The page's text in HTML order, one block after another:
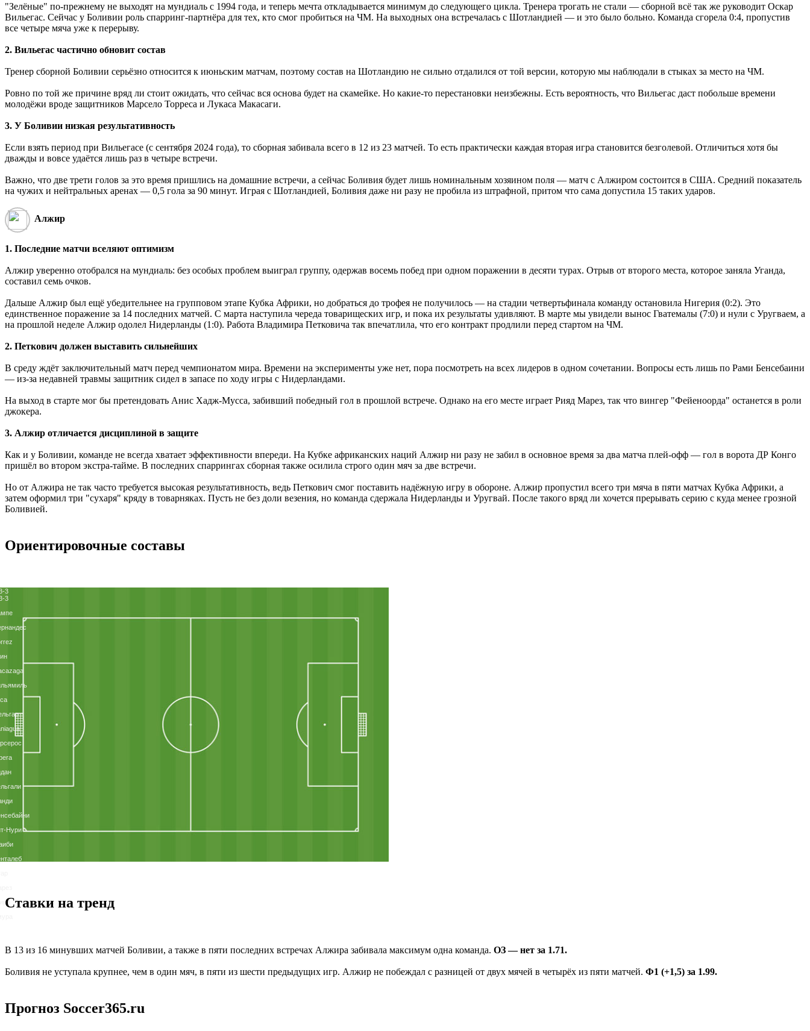
"Зелёные" по-прежнему не выходят на мундиаль с 1994 года, и теперь мечта откладывается минимум до следующего цикла. Тренера трогать не стали ― сборной всё так же руководит Оскар
Вильегас. Сейчас у Боливии роль спарринг-партнёра для тех, кто смог пробиться на ЧМ. На выходных она встречалась с Шотландией ― и это было больно. Команда сгорела 0:4, пропустив
все четыре мяча уже к перерыву.
2. Вильегас частично обновит состав
Тренер сборной Боливии серьёзно относится к июньским матчам, поэтому состав на Шотландию не сильно отдалился от той версии, которую мы наблюдали в стыках за место на ЧМ.
Ровно по той же причине вряд ли стоит ожидать, что сейчас вся основа будет на скамейке. Но какие-то перестановки неизбежны. Есть вероятность, что Вильегас даст побольше времени
молодёжи вроде защитников Марсело Торреса и Лукаса Макасаги.
3. У Боливии низкая результативность
Если взять период при Вильегасе (с сентября 2024 года), то сборная забивала всего в 12 из 23 матчей. То есть практически каждая вторая игра становится безголевой. Отличиться хотя бы
дважды и вовсе удаётся лишь раз в четыре встречи.
Важно, что две трети голов за это время пришлись на домашние встречи, а сейчас Боливия будет лишь номинальным хозяином поля ― матч с Алжиром состоится в США. Средний показатель
на чужих и нейтральных аренах ― 0,5 гола за 90 минут. Играя с Шотландией, Боливия даже ни разу не пробила из штрафной, притом что сама допустила 15 таких ударов.
Алжир
1. Последние матчи вселяют оптимизм
Алжир уверенно отобрался на мундиаль: без особых проблем выиграл группу, одержав восемь побед при одном поражении в десяти турах. Отрыв от второго места, которое заняла Уганда,
составил семь очков.
Дальше Алжир был ещё убедительнее на групповом этапе Кубка Африки, но добраться до трофея не получилось ― на стадии четвертьфинала команду остановила Нигерия (0:2). Это
единственное поражение за 14 последних матчей. С марта наступила череда товарищеских игр, и пока их результаты удивляют. В марте мы увидели вынос Гватемалы (7:0) и нули с Уругваем, а
на прошлой неделе Алжир одолел Нидерланды (1:0). Работа Владимира Петковича так впечатлила, что его контракт продлили перед стартом на ЧМ.
2. Петкович должен выставить сильнейших
В среду ждёт заключительный матч перед чемпионатом мира. Времени на эксперименты уже нет, пора посмотреть на всех лидеров в одном сочетании. Вопросы есть лишь по Рами Бенсебаини
― из-за недавней травмы защитник сидел в запасе по ходу игры с Нидерландами.
На выход в старте мог бы претендовать Анис Хадж-Мусса, забивший победный гол в прошлой встрече. Однако на его месте играет Рияд Марез, так что вингер "Фейеноорда" останется в роли
джокера.
3. Алжир отличается дисциплиной в защите
Как и у Боливии, команде не всегда хватает эффективности впереди. На Кубке африканских наций Алжир ни разу не забил в основное время за два матча плей-офф ― гол в ворота ДР Конго
пришёл во втором экстра-тайме. В последних спаррингах сборная также осилила строго один мяч за две встречи.
Но от Алжира не так часто требуется высокая результативность, ведь Петкович смог поставить надёжную игру в обороне. Алжир пропустил всего три мяча в пяти матчах Кубка Африки, а
затем оформил три "сухаря" кряду в товарняках. Пусть не без доли везения, но команда сдержала Нидерланды и Уругвай. После такого вряд ли хочется прерывать серию с куда менее грозной
Боливией.
Ориентировочные составы
3
3
Нури
Ставки на тренд
В 13 из 16 минувших матчей Боливии, а также в пяти последних встречах Алжира забивала максимум одна команда. ОЗ ― нет за 1.71.
Боливия не уступала крупнее, чем в один мяч, в пяти из шести предыдущих игр. Алжир не побеждал с разницей от двух мячей в четырёх из пяти матчей. Ф1 (+1,5) за 1.99.
Прогноз Soccer365.ru